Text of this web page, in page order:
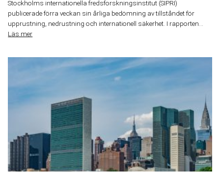
Stockholms internationella fredsforskningsinstitut (SIPRI)
publicerade förra veckan sin årliga bedömning av tillståndet för
upprustning, nedrustning och internationell säkerhet. I rapporten...
Läs mer